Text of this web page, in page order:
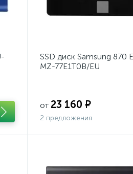
SSD диск Samsung 870
MZ-77E1T0B/EU
от 23 160 ₽
2 предложения